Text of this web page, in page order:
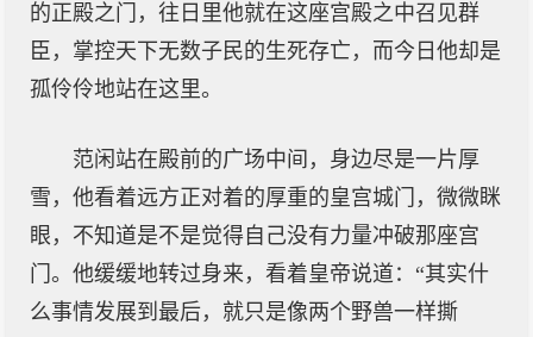
的正殿之门，往日里他就在这座宫殿之中召见群
臣，掌控天下无数子民的生死存亡，而今日他却是
孤伶伶地站在这里。
范闲站在殿前的广场中间，身边尽是一片厚
雪，他看着远方正对着的厚重的皇宫城门，微微眯
眼，不知道是不是觉得自己没有力量冲破那座宫
门。他缓缓地转过身来，看着皇帝说道：“其实什
么事情发展到最后，就只是像两个野兽一样撕